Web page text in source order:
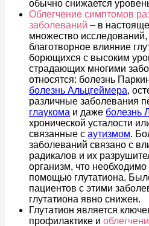
обычно снижается
Облегчение симптомов
заболеваний – в
множество
благотворное влияние
борющихся с высоким
страдающих многими
относятся: болезнь
болезнь Альцгеймера,
различные заболевания
глаукома и даже болезнь
хронической усталости
связанные с аутизмом.
заболеваний связано с
радикалов и их
организм, что необходимо
помощью глутатиона.
пациентов с этими
глутатиона явно снижен.
Глутатион является
профилактике и